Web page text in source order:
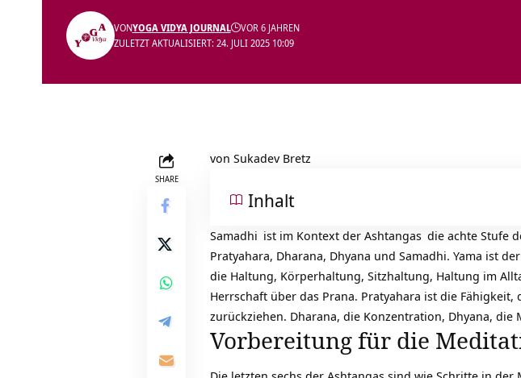
ZULETZT AKTUALISIERT: 24. JULI 2025 10:09
VONYOGA VIDYA JOURNAL VOR 6 JAHREN
SHARE
von Sukadev Bretz
Inhalt
Samadhi ist im Kontext der Ashtangas die achte Stufe
Pratyahara, Dharana, Dhyana und Samadhi. Yama ist
die Haltung, Körperhaltung, Sitzhaltung, Haltung im
Herrschaft über das Prana. Pratyahara ist die
zurückziehen. Dharana, die Konzentration, Dhyana,
Vorbereitung für die